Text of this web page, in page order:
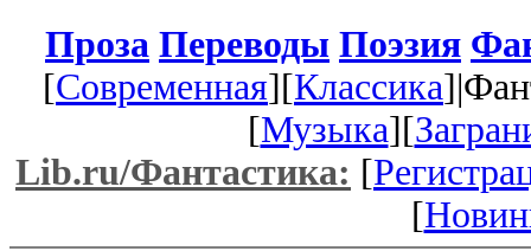
Проза Переводы Поэзия
[Современная][Классика
[Музыка][
Lib.ru/Фантастика: [
[